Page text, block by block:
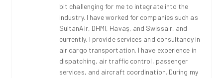
bit challenging for me to integrate into the
industry. I have worked for companies such as
SultanAir, DHMI, Havaş, and Swissair, and
currently, I provide services and consultancy in
air cargo transportation. I have experience in
dispatching, air traffic control, passenger
services, and aircraft coordination. During my